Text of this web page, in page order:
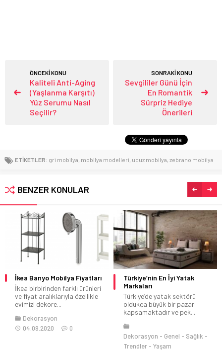
ÖNCEKİ KONU
Kaliteli Anti-Aging
(Yaşlanma Karşıtı)
Yüz Serumu Nasıl
Seçilir?
SONRAKİ KONU
Sevgililer Günü İçin
En Romantik
Sürpriz Hediye
Önerileri
ETİKETLER: gri mobilya, mobilya modelleri, ucuz mobilya, zebrano mobilya
BENZER KONULAR
Fiyatları
ürünleri
özellikle
Türkiye’nin En İyi Yatak
Markaları
Türkiye’de yatak sektörü
oldukça büyük bir pazarı
kapsamaktadır ve pek...
Sağlık
Bohem Oturma
Bohem tarzlar;
düşkün ve konfor
dışarı çıkmak...
Dekorasyon